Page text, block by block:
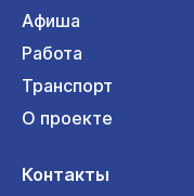
Афиша
Работа
Транспорт
О проекте
Контакты